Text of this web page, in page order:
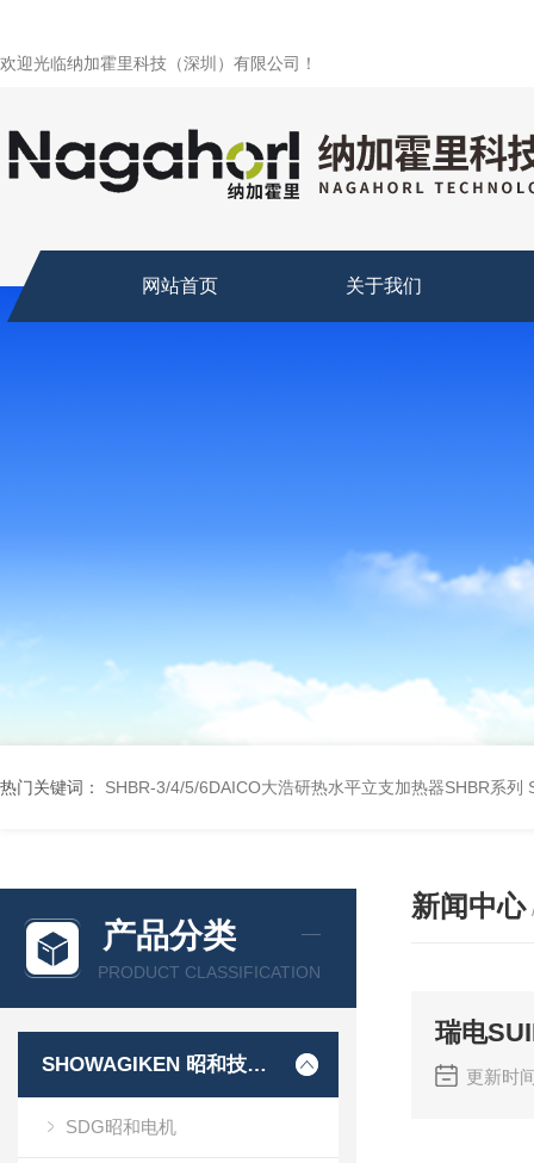
欢迎光临纳加霍里科技（深圳）有限公司！
网站首页 关于我们
热门关键词： SHBR-3/4/5/6DAICO大浩研热水平立支加热器SHBR系列
产品分类
PRODUCT CLASSIFICATION
SHOWAGIKEN 昭和技研SGK
SDG昭和电机
新闻中心
瑞电
更新时